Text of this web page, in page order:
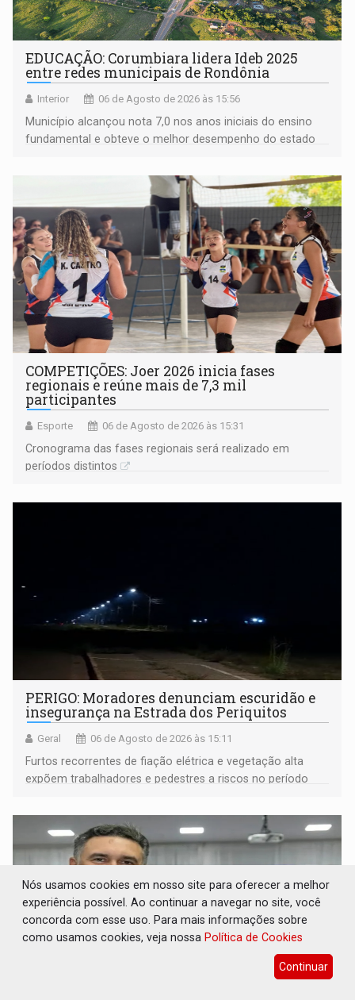
EDUCAÇÃO: Corumbiara lidera Ideb 2025
entre redes municipais de Rondônia
Interior 06 de Agosto de 2026 às 15:56
Município alcançou nota 7,0 nos anos iniciais do ensino
fundamental e obteve o melhor desempenho do estado
COMPETIÇÕES: Joer 2026 inicia fases
regionais e reúne mais de 7,3 mil
participantes
Esporte 06 de Agosto de 2026 às 15:31
Cronograma das fases regionais será realizado em
períodos distintos
PERIGO: Moradores denunciam escuridão e
insegurança na Estrada dos Periquitos
Geral 06 de Agosto de 2026 às 15:11
Furtos recorrentes de fiação elétrica e vegetação alta
expõem trabalhadores e pedestres a riscos no período
Nós usamos cookies em nosso site para oferecer a melhor
experiência possível. Ao continuar a navegar no site, você
concorda com esse uso. Para mais informações sobre
como usamos cookies, veja nossa Política de Cookies
Continuar